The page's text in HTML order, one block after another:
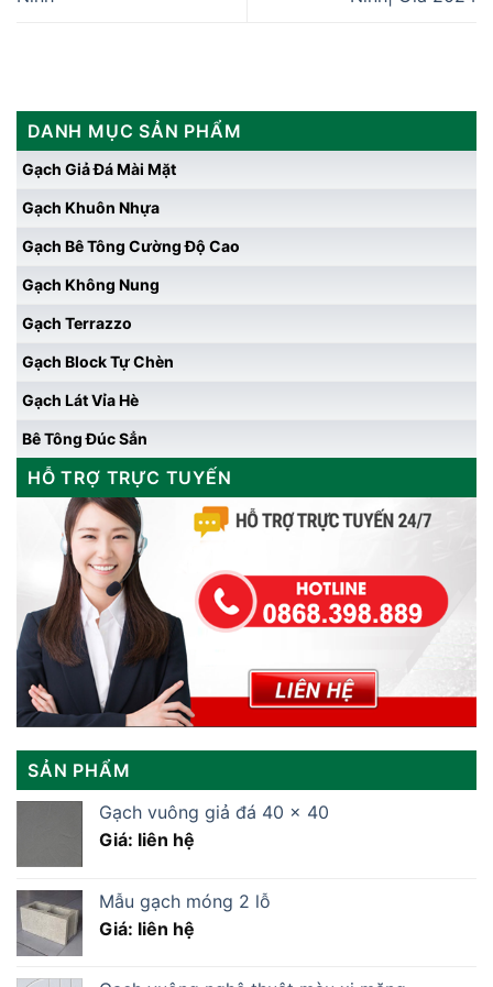
DANH MỤC SẢN PHẨM
Gạch Giả Đá Mài Mặt
Gạch Khuôn Nhựa
Gạch Bê Tông Cường Độ Cao
Gạch Không Nung
Gạch Terrazzo
Gạch Block Tự Chèn
Gạch Lát Vỉa Hè
Bê Tông Đúc Sẳn
HỖ TRỢ TRỰC TUYẾN
SẢN PHẨM
Gạch vuông giả đá 40 x 40
Giá: liên hệ
Mẫu gạch móng 2 lỗ
Giá: liên hệ